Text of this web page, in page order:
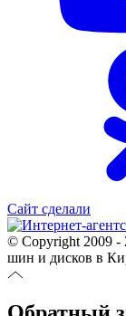
Сайт сделали
© Copyright 2009 -
шин и дисков в